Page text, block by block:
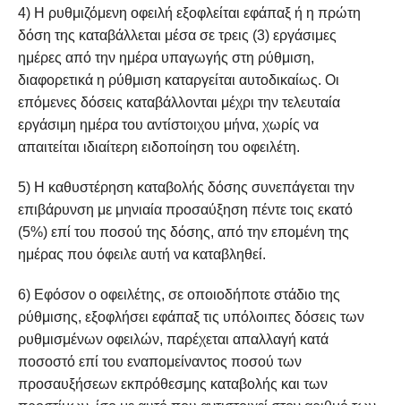
4) Η ρυθμιζόμενη οφειλή εξοφλείται εφάπαξ ή η πρώτη
δόση της καταβάλλεται μέσα σε τρεις (3) εργάσιμες
ημέρες από την ημέρα υπαγωγής στη ρύθμιση,
διαφορετικά η ρύθμιση καταργείται αυτοδικαίως. Οι
επόμενες δόσεις καταβάλλονται μέχρι την τελευταία
εργάσιμη ημέρα του αντίστοιχου μήνα, χωρίς να
απαιτείται ιδιαίτερη ειδοποίηση του οφειλέτη.
5) Η καθυστέρηση καταβολής δόσης συνεπάγεται την
επιβάρυνση με μηνιαία προσαύξηση πέντε τοις εκατό
(5%) επί του ποσού της δόσης, από την επομένη της
ημέρας που όφειλε αυτή να καταβληθεί.
6) Εφόσον ο οφειλέτης, σε οποιοδήποτε στάδιο της
ρύθμισης, εξοφλήσει εφάπαξ τις υπόλοιπες δόσεις των
ρυθμισμένων οφειλών, παρέχεται απαλλαγή κατά
ποσοστό επί του εναπομείναντος ποσού των
προσαυξήσεων εκπρόθεσμης καταβολής και των